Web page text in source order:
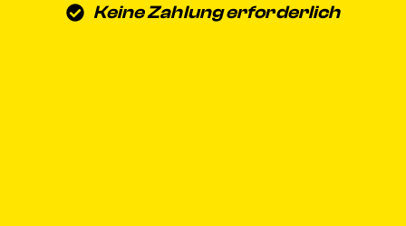
Keine Zahlung erforderlich